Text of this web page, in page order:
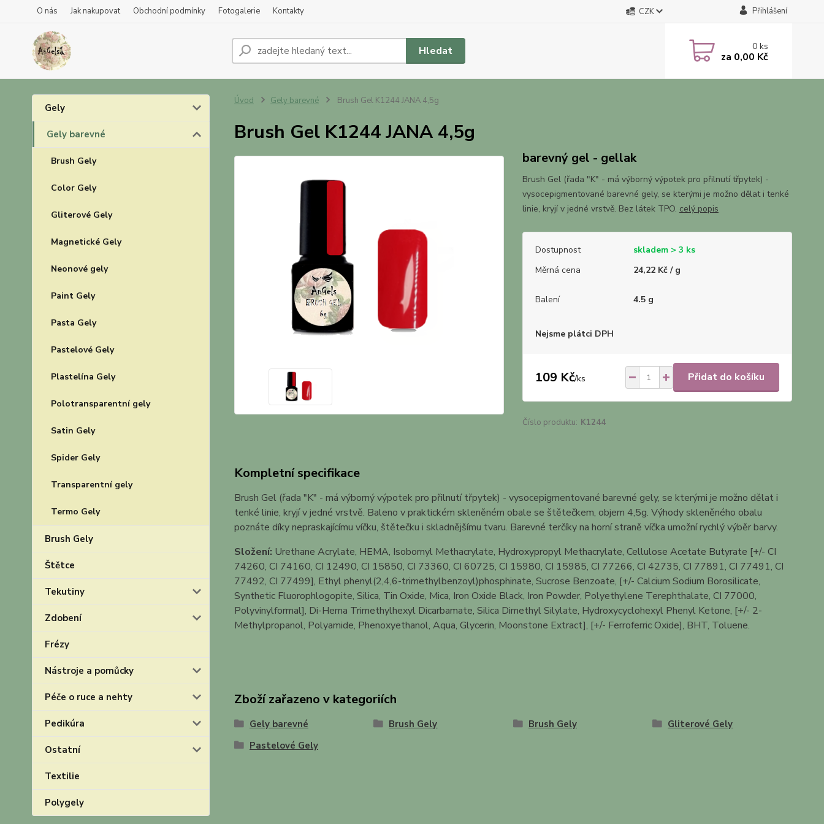
O nás Jak nakupovat Obchodní podmínky Fotogalerie Kontakty CZK Přihlášení
Hledat 0ks
za 0,00 Kč
Gely
Gely barevné
Brush Gely
Color Gely
Gliterové Gely
Magnetické Gely
Neonové gely
Paint Gely
Pasta Gely
Pastelové Gely
Plastelína Gely
Polotransparentní gely
Satin Gely
Spider Gely
Transparentní gely
Termo Gely
Brush Gely
Štětce
Tekutiny
Zdobení
Frézy
Nástroje a pomůcky
Péče o ruce a nehty
Pedikúra
Ostatní
Textilie
Polygely
Úvod Gely barevné Brush Gel K1244 JANA 4,5g
Brush Gel K1244 JANA 4,5g
barevný gel - gellak
Brush Gel (řada "K" - má výborný výpotek pro přilnutí třpytek) -
vysocepigmentované barevné gely, se kterými je možno dělat i tenké
linie, kryjí v jedné vrstvě. Bez látek TPO. celý popis
Dostupnost
skladem > 3 ks
Měrná cena
24,22 Kč / g
Balení 4.5 g
Nejsme plátci DPH
109 Kč/ks Přidat do košíku
Číslo produktu: K1244
Kompletní specifikace
Brush Gel (řada "K" - má výborný výpotek pro přilnutí třpytek) - vysocepigmentované barevné gely, se kterými je možno dělat i
tenké linie, kryjí v jedné vrstvě. Baleno v praktickém skleněném obale se štětečkem, objem 4,5g. Výhody skleněného obalu
poznáte díky nepraskajícímu víčku, štětečku i skladnějšímu tvaru. Barevné terčíky na horní straně víčka umožní rychlý výběr barvy.
Složení: Urethane Acrylate, HEMA, Isobornyl Methacrylate, Hydroxypropyl Methacrylate, Cellulose Acetate Butyrate [+/- CI
74260, CI 74160, CI 12490, CI 15850, CI 73360, CI 60725, CI 15980, CI 15985, CI 77266, CI 42735, CI 77891, CI 77491, CI
77492, CI 77499], Ethyl phenyl(2,4,6-trimethylbenzoyl)phosphinate, Sucrose Benzoate, [+/- Calcium Sodium Borosilicate,
Synthetic Fluorophlogopite, Silica, Tin Oxide, Mica, Iron Oxide Black, Iron Powder, Polyethylene Terephthalate, CI 77000,
Polyvinylformal], Di-Hema Trimethylhexyl Dicarbamate, Silica Dimethyl Silylate, Hydroxycyclohexyl Phenyl Ketone, [+/- 2-
Methylpropanol, Polyamide, Phenoxyethanol, Aqua, Glycerin, Moonstone Extract], [+/- Ferroferric Oxide], BHT, Toluene.
Zboží zařazeno v kategoriích
Gely barevné Brush Gely Brush Gely
Gliterové Gely
Pastelové Gely